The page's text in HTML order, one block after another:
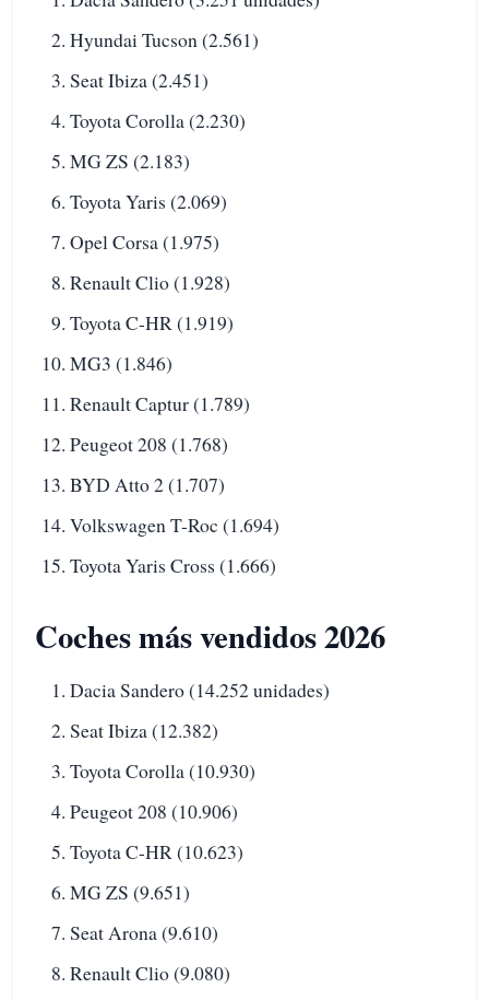
Hyundai Tucson (2.561)
Seat Ibiza (2.451)
Toyota Corolla (2.230)
MG ZS (2.183)
Toyota Yaris (2.069)
Opel Corsa (1.975)
Renault Clio (1.928)
Toyota C-HR (1.919)
MG3 (1.846)
Renault Captur (1.789)
Peugeot 208 (1.768)
BYD Atto 2 (1.707)
Volkswagen T-Roc (1.694)
Toyota Yaris Cross (1.666)
Coches más vendidos 2026
Dacia Sandero (14.252 unidades)
Seat Ibiza (12.382)
Toyota Corolla (10.930)
Peugeot 208 (10.906)
Toyota C-HR (10.623)
MG ZS (9.651)
Seat Arona (9.610)
Renault Clio (9.080)